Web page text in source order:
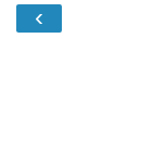
‹